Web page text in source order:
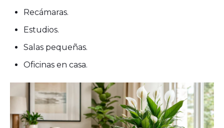
Recámaras.
Estudios.
Salas pequeñas.
Oficinas en casa.